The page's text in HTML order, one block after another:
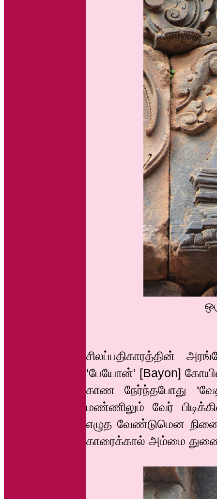
சிலப்பதிகாரத்தின்
‘பேயோன்’ [Bayon]
காண நேர்ந்தபோது
மண்ணிலும் வேர்
எழுத வேண்டுமென
காரைக்கால் அம்மை